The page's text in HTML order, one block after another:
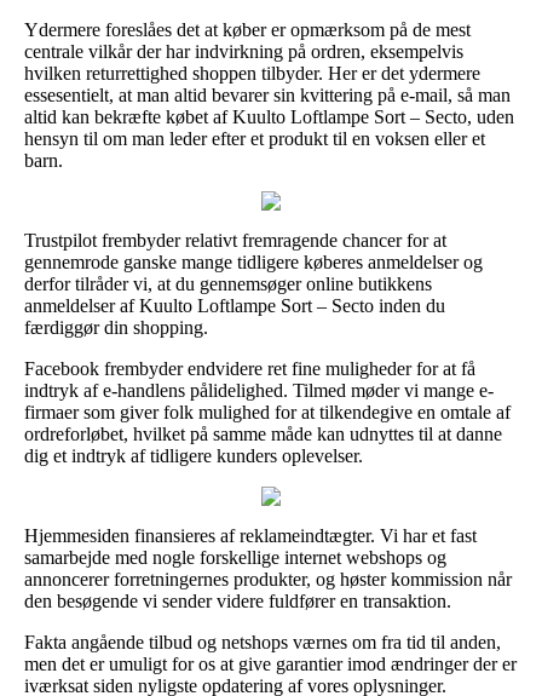
Ydermere foreslåes det at køber er opmærksom på de mest
centrale vilkår der har indvirkning på ordren, eksempelvis
hvilken returrettighed shoppen tilbyder. Her er det ydermere
essesentielt, at man altid bevarer sin kvittering på e-mail, så man
altid kan bekræfte købet af Kuulto Loftlampe Sort – Secto, uden
hensyn til om man leder efter et produkt til en voksen eller et
barn.
Trustpilot frembyder relativt fremragende chancer for at
gennemrode ganske mange tidligere køberes anmeldelser og
derfor tilråder vi, at du gennemsøger online butikkens
anmeldelser af Kuulto Loftlampe Sort – Secto inden du
færdiggør din shopping.
Facebook frembyder endvidere ret fine muligheder for at få
indtryk af e-handlens pålidelighed. Tilmed møder vi mange e-
firmaer som giver folk mulighed for at tilkendegive en omtale af
ordreforløbet, hvilket på samme måde kan udnyttes til at danne
dig et indtryk af tidligere kunders oplevelser.
Hjemmesiden finansieres af reklameindtægter. Vi har et fast
samarbejde med nogle forskellige internet webshops og
annoncerer forretningernes produkter, og høster kommission når
den besøgende vi sender videre fuldfører en transaktion.
Fakta angående tilbud og netshops værnes om fra tid til anden,
men det er umuligt for os at give garantier imod ændringer der er
iværksat siden nyligste opdatering af vores oplysninger.